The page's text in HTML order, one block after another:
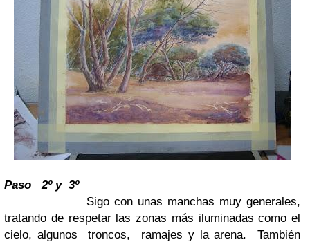
Paso 2º y 3º
Sigo con unas manchas muy generales,
tratando de respetar las zonas más iluminadas como el
cielo, algunos troncos, ramajes y la arena. También